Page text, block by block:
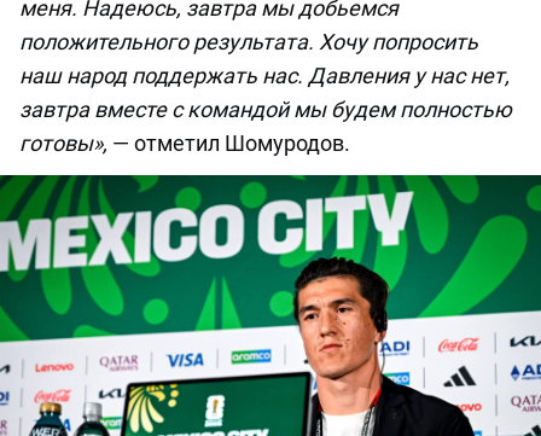
меня. Надеюсь, завтра мы добьемся
положительного результата. Хочу попросить
наш народ поддержать нас. Давления у нас нет,
завтра вместе с командой мы будем полностью
готовы», — отметил Шомуродов.